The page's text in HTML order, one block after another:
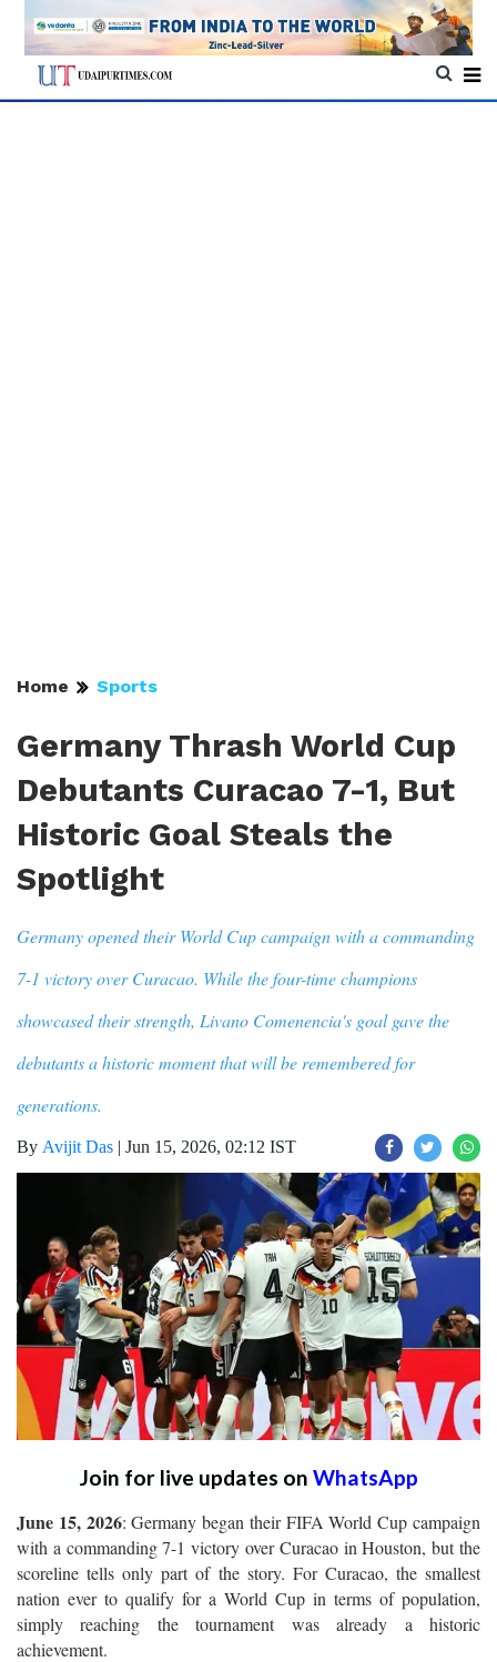
Home Sports
Germany Thrash World Cup
Debutants Curacao 7-1, But
Historic Goal Steals the
Spotlight
Germany opened their World Cup campaign with a commanding
7-1 victory over Curacao. While the four-time champions
showcased their strength, Livano Comenencia's goal gave the
debutants a historic moment that will be remembered for
generations.
By Avijit Das | Jun 15, 2026, 02:12 IST
Join for live updates on WhatsApp
June 15, 2026: Germany began their FIFA World Cup campaign
with a commanding 7-1 victory over Curacao in Houston, but the
scoreline tells only part of the story. For Curacao, the smallest
nation ever to qualify for a World Cup in terms of population,
simply reaching the tournament was already a historic
achievement.